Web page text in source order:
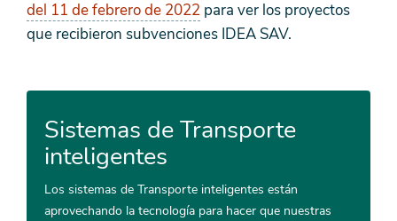
del 11 de febrero de 2022 para ver los proyectos
que recibieron subvenciones IDEA SAV.
Sistemas de Transporte
inteligentes
Los sistemas de Transporte inteligentes están
aprovechando la tecnología para hacer que nuestras